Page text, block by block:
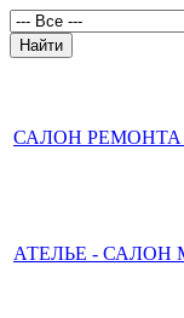
САЛОН РЕМОНТА
АТЕЛЬЕ -